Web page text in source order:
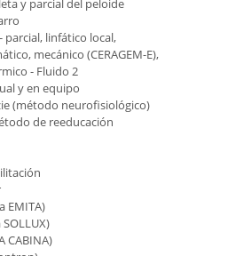
y parcial del peloide
parcial, linfático local,
mecánico (CERAGEM-E),
- Fluido 2
y en equipo
(método neurofisiológico)
de reeducación
EMITA)
CABINA)